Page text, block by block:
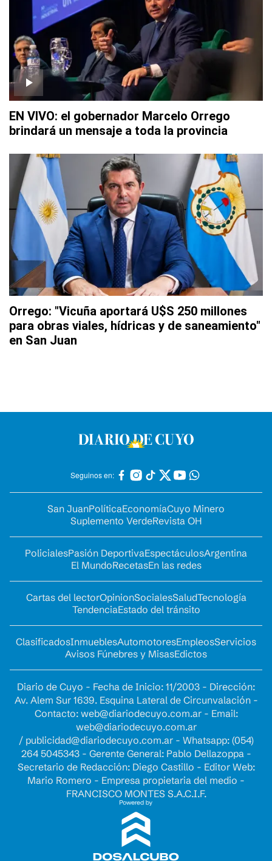
EN VIVO: el gobernador Marcelo Orrego
brindará un mensaje a toda la provincia
Orrego: "Vicuña aportará U$S 250 millones
para obras viales, hídricas y de saneamiento"
en San Juan
Seguinos en:
San JuanPolíticaEconomíaCuyo Minero
Suplemento VerdeRevista OH
PolicialesPasión DeportivaEspectáculosArgentina
El MundoRecetasEn las redes
Cartas del lectorOpinionSocialesSaludTecnología
TendenciaEstado del tránsito
ClasificadosInmueblesAutomotoresEmpleosServicios
Avisos Fúnebres y MisasEdictos
Diario de Cuyo - Fecha de Inicio: 11/2003 - Dirección:
Av. Alem Sur 1639. Esquina Lateral de Circunvalación -
Contacto: web@diariodecuyo.com.ar- Email:
web@diariodecuyo.com.ar
/ publicidad@diariodecuyo.com.ar- Whatsapp: (054)
264 5045343 - Gerente General: Pablo Dellazoppa -
Secretario de Redacción: Diego Castillo - Editor Web:
Mario Romero - Empresa propietaria del medio -
FRANCISCO MONTES S.A.C.I.F.